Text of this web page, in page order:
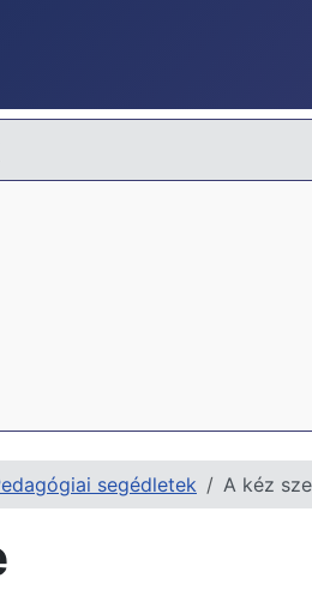
segédletek A kéz